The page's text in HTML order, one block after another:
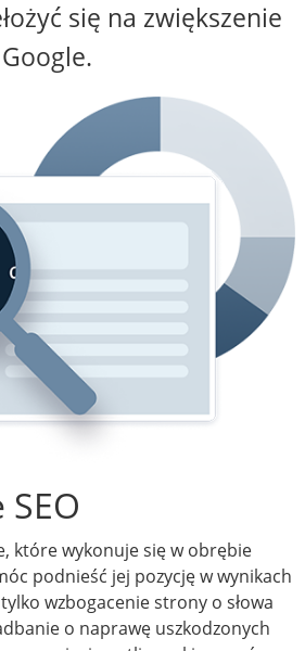
się na zwiększenie
które wykonuje się w obrębie
podnieść jej pozycję w wynikach
wzbogacenie strony o słowa
o naprawę uszkodzonych